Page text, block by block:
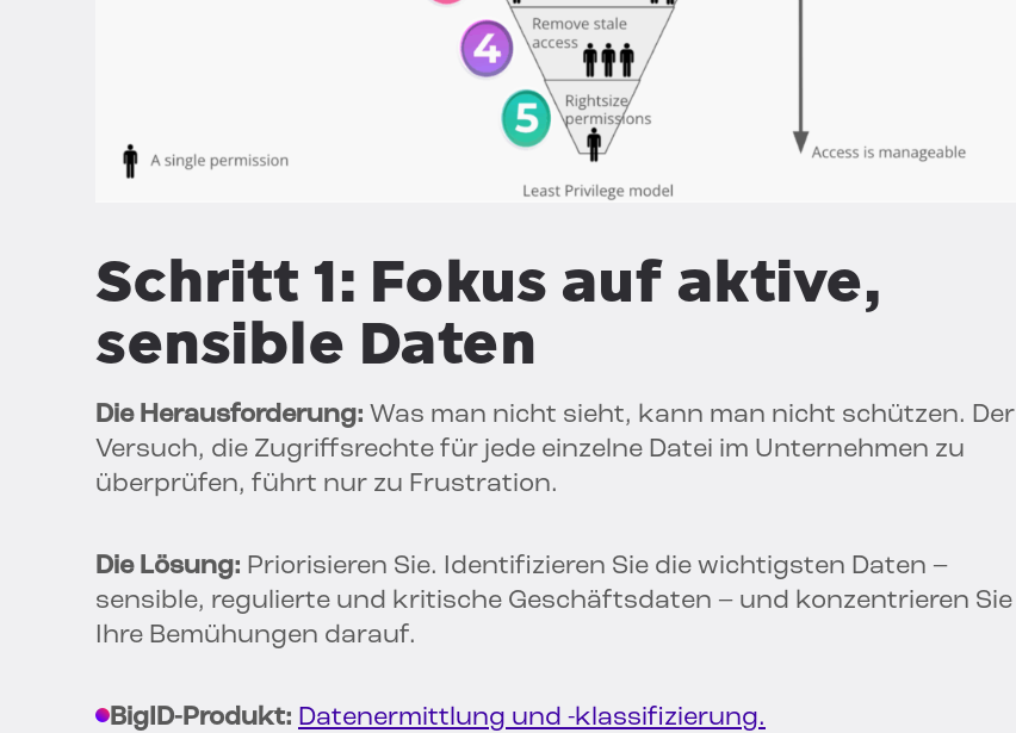
Schritt 1: Fokus auf aktive,
sensible Daten
Die Herausforderung: Was man nicht sieht, kann man nicht schützen. Der
Versuch, die Zugriffsrechte für jede einzelne Datei im Unternehmen zu
überprüfen, führt nur zu Frustration.
Die Lösung: Priorisieren Sie. Identifizieren Sie die wichtigsten Daten –
sensible, regulierte und kritische Geschäftsdaten – und konzentrieren Sie
Ihre Bemühungen darauf.
BigID-Produkt: Datenermittlung und -klassifizierung.